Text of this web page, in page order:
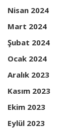
Nisan 2024
Mart 2024
Şubat 2024
Ocak 2024
Aralık 2023
Kasım 2023
Ekim 2023
Eylül 2023